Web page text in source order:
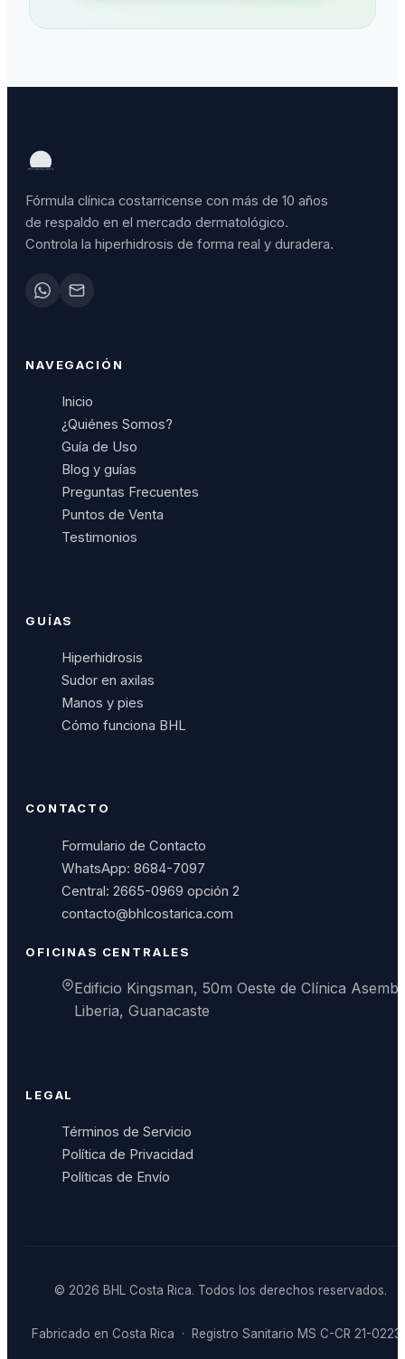
Fórmula clínica costarricense con más de 10 años
de respaldo en el mercado dermatológico.
Controla la hiperhidrosis de forma real y duradera.
NAVEGACIÓN
Inicio
¿Quiénes Somos?
Guía de Uso
Blog y guías
Preguntas Frecuentes
Puntos de Venta
Testimonios
GUÍAS
Hiperhidrosis
Sudor en axilas
Manos y pies
Cómo funciona BHL
CONTACTO
Formulario de Contacto
WhatsApp: 8684-7097
Central: 2665-0969 opción 2
contacto@bhlcostarica.com
OFICINAS CENTRALES
Edificio Kingsman, 50m Oeste de Clínica
Liberia, Guanacaste
LEGAL
Términos de Servicio
Política de Privacidad
Políticas de Envío
© 2026 BHL Costa Rica. Todos los derechos reservados.
Fabricado en Costa Rica · Registro Sanitario MS C-CR 21-